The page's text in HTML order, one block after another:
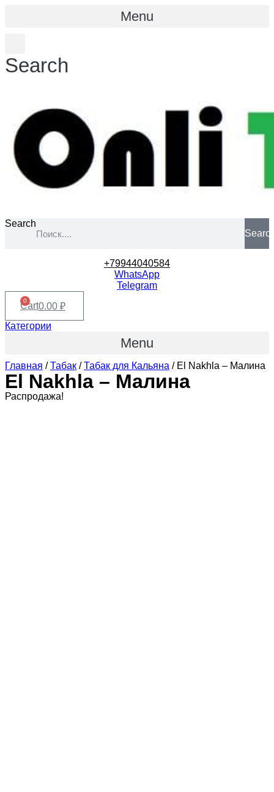
Menu
Search
Search
+79944040584
WhatsApp
Telegram
0.00 ₽
0
Cart
Категории
Menu
Главная /Табак /Табак для Кальяна / El Nakhla – Малина
El Nakhla – Малина
Распродажа!